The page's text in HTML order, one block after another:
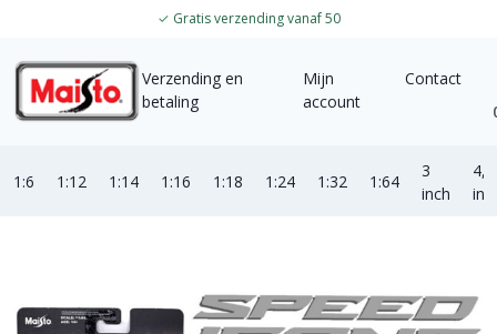
✓ Gratis verzending vanaf 50
Verzending en
betaling
Mijn
account
Contact
1:6 1:12 1:14 1:16 1:18 1:24 1:32 1:64
3
inch
4,5